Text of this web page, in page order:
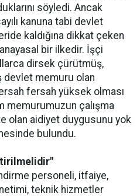
söyledi. Ancak
kanuna tabi devlet
kaldığına dikkat çeken
bir ilkedir. İşçi
dirsek çürütmüş,
memuru olan
fersah yüksek olması
memurumuzun çalışma
olan aidiyet duygusunu yok
bulundu.
personeli, itfaiye,
teknik hizmetler